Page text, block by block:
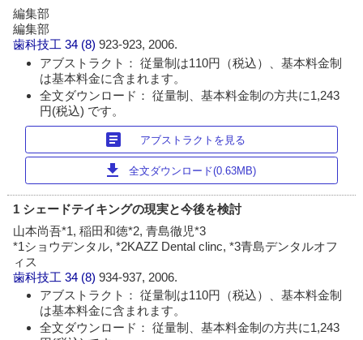
編集部
編集部
歯科技工 34 (8)923-923, 2006.
アブストラクト： 従量制は110円（税込）、基本料金制
は基本料金に含まれます。
全文ダウンロード： 従量制、基本料金制の方共に1,243
円(税込) です。
article アブストラクトを見る
download 全文ダウンロード(0.63MB)
1 シェードテイキングの現実と今後を検討
山本尚吾*1, 稲田和徳*2, 青島徹児*3
*1ショウデンタル, *2KAZZ Dental clinc, *3青島デンタルオフ
ィス
歯科技工 34 (8)934-937, 2006.
アブストラクト： 従量制は110円（税込）、基本料金制
は基本料金に含まれます。
全文ダウンロード： 従量制、基本料金制の方共に1,243